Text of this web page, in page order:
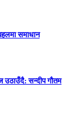
समाधान
उठाउँदै: सन्दीप गौतम